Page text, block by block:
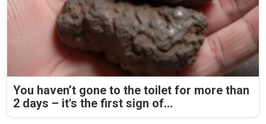
You haven’t gone to the toilet for more than
2 days – it's the first sign of...